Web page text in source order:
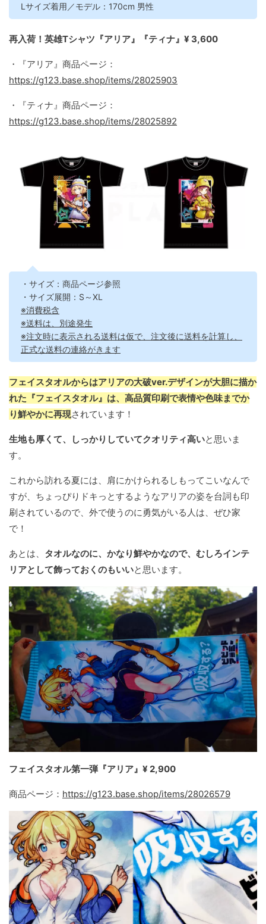
Lサイズ着用／モデル：170cm 男性
再入荷！英雄Tシャツ『アリア』『ティナ』¥ 3,600
・『アリア』商品ページ：
https://g123.base.shop/items/28025903
・『ティナ』商品ページ：
https://g123.base.shop/items/28025892
・サイズ：商品ページ参照
・サイズ展開：S～XL
※消費税含
※送料は、別途発生
※注文時に表示される送料は仮で、注文後に送料を計算し、
正式な送料の連絡がきます
フェイスタオルからはアリアの大破ver.デザインが大胆に描か
れた『フェイスタオル』は、高品質印刷で表情や色味までか
り鮮やかに再現されています！
生地も厚くて、しっかりしていてクオリティ高いと思いま
す。
これから訪れる夏には、肩にかけられるしもってこいなんで
すが、ちょっぴりドキっとするようなアリアの姿を台詞も印
刷されているので、外で使うのに勇気がいる人は、ぜひ家
で！
あとは、 タオルなのに、かなり鮮やかなので、むしろインテ
リアとして飾っておくのもいいと思います。
フェイスタオル第一弾『アリア』¥ 2,900
商品ページ： https://g123.base.shop/items/28026579